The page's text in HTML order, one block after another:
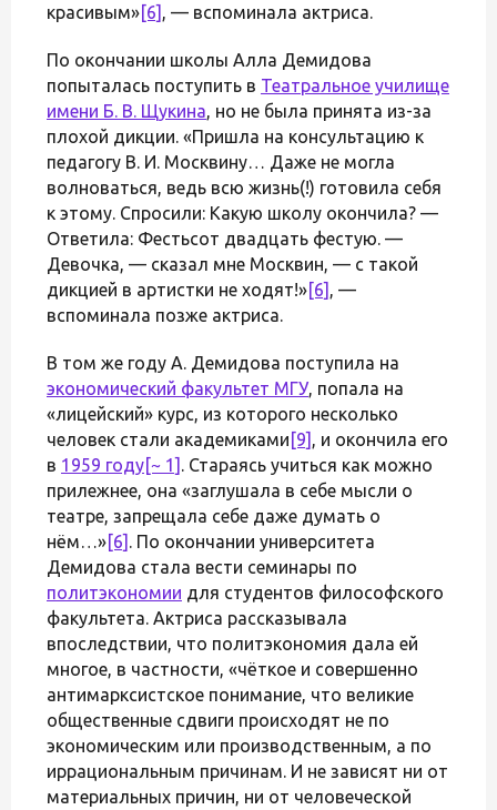
красивым»[6] , — вспоминала актриса.
По окончании школы Алла Демидова
попыталась поступить в Театральное училище
имени Б. В. Щукина, но не была принята из-за
плохой дикции. «Пришла на консультацию к
педагогу В. И. Москвину… Даже не могла
волноваться, ведь всю жизнь(!) готовила себя
к этому. Спросили: Какую школу окончила? —
Ответила: Фестьсот двадцать фестую. —
Девочка, — сказал мне Москвин, — с такой
дикцией в артистки не ходят!»[6] , —
вспоминала позже актриса.
В том же году А. Демидова поступила на
экономический факультет МГУ, попала на
«лицейский» курс, из которого несколько
человек стали академиками [9] , и окончила его
в 1959 году[~ 1] . Стараясь учиться как можно
прилежнее, она «заглушала в себе мысли о
театре, запрещала себе даже думать о
нём…»[6] . По окончании университета
Демидова стала вести семинары по
политэкономии для студентов философского
факультета. Актриса рассказывала
впоследствии, что политэкономия дала ей
многое, в частности, «чёткое и совершенно
антимарксистское понимание, что великие
общественные сдвиги происходят не по
экономическим или производственным, а по
иррациональным причинам. И не зависят ни от
материальных причин, ни от человеческой